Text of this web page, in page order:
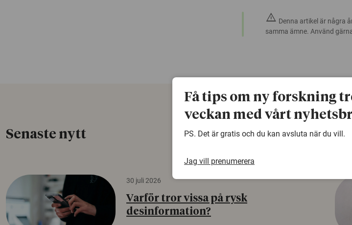
warning Denna artikel är några
samma ämne. Använd
Senaste nytt
30 juli 2026
Varför tror vissa på rysk
desinformation?
Få tips om ny forskning
veckan med vårt
PS. Det är gratis och du kan avsluta när du vill.
Jag vill prenumerera